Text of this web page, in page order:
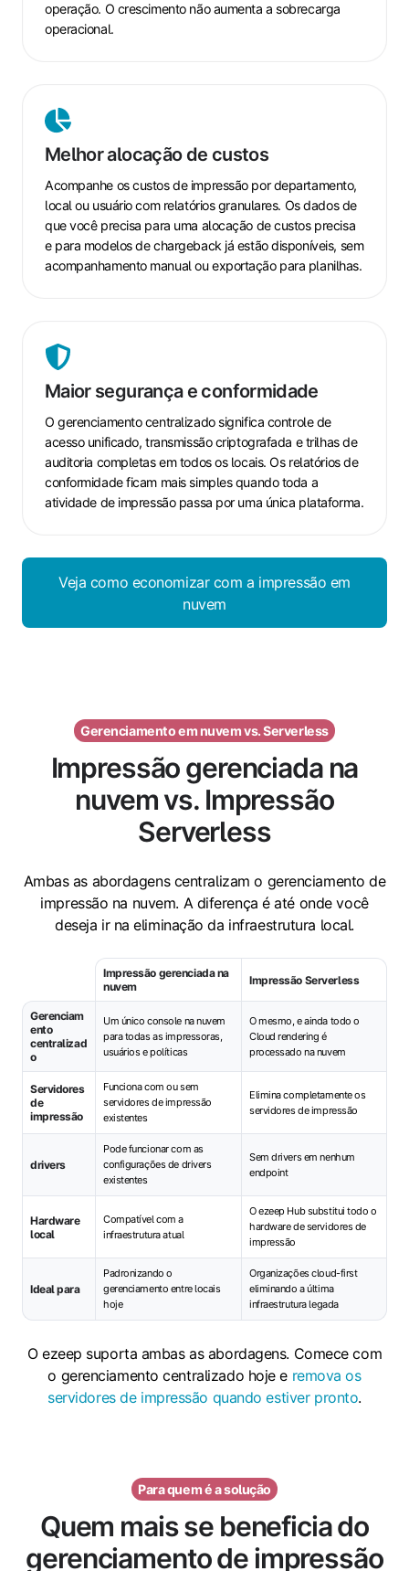
operação. O crescimento não aumenta a sobrecarga
operacional.
Melhor alocação de custos
Acompanhe os custos de impressão por departamento,
local ou usuário com relatórios granulares. Os dados de
que você precisa para uma alocação de custos precisa
e para modelos de chargeback já estão disponíveis, sem
acompanhamento manual ou exportação para planilhas.
Melhor
de
custos
Maior segurança e conformidade
O gerenciamento centralizado significa controle de
acesso unificado, transmissão criptografada e trilhas de
auditoria completas em todos os locais. Os relatórios de
conformidade ficam mais simples quando toda a
atividade de impressão passa por uma única plataforma.
Maior
e
conformidade
Veja como economizar com a impressão em
nuvem
Gerenciamento em nuvem vs. Serverless
Impressão gerenciada na
nuvem vs. Impressão
Serverless
Ambas as abordagens centralizam o gerenciamento de
impressão na nuvem. A diferença é até onde você
deseja ir na eliminação da infraestrutura local.
Impressão gerenciada na
nuvem
Impressão Serverless
Gerenciam
ento
centralizad
o
Um único console na nuvem
para todas as impressoras,
usuários e políticas
O mesmo, e ainda todo o
Cloud rendering é
processado na nuvem
Servidores
de
impressão
Funciona com ou sem
servidores de impressão
existentes
Elimina completamente os
servidores de impressão
drivers
Pode funcionar com as
configurações de drivers
existentes
Sem drivers em nenhum
endpoint
Hardware
local
Compatível com a
infraestrutura atual
O ezeep Hub substitui todo o
hardware de servidores de
impressão
Ideal para
Padronizando o
gerenciamento entre locais
hoje
Organizações cloud-first
eliminando a última
infraestrutura legada
O ezeep suporta ambas as abordagens. Comece com
o gerenciamento centralizado hoje e remova os
servidores de impressão quando estiver pronto.
Para quem é a solução
Quem mais se beneficia do
gerenciamento de impressão